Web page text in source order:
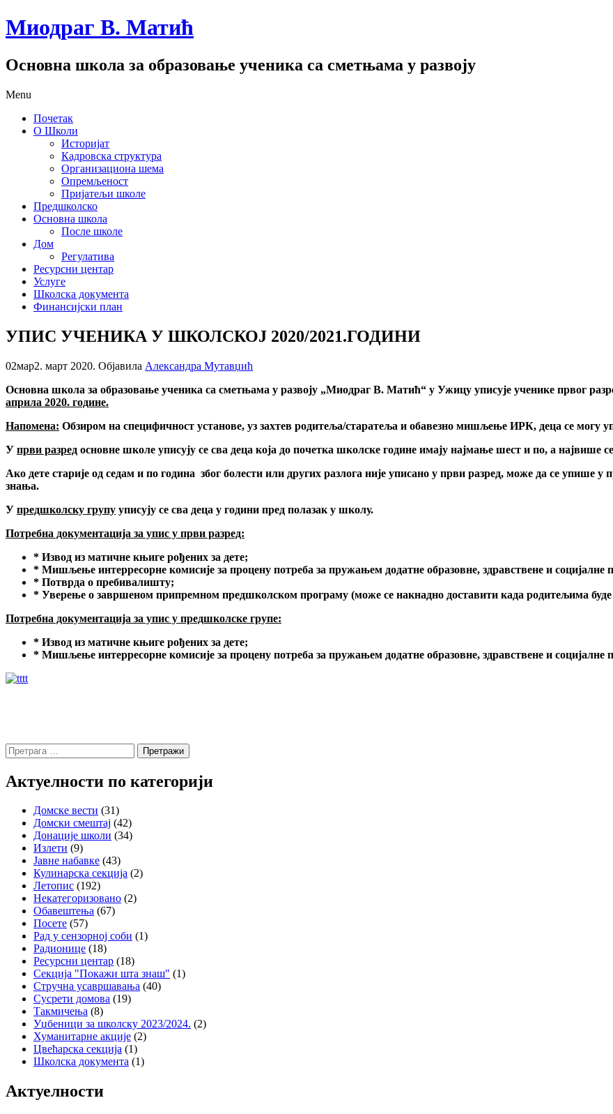
Миодраг В. Матић
Основна школа за образовање ученика са сметњама у развоју
Menu
Почетак
О Школи
Историјат
Кадровска структура
Организациона шема
Опремљеност
Пријатељи школе
Предшколско
Основна школа
После школе
Дом
Регулатива
Ресурсни центар
Услуге
Школска документа
Финансијски план
УПИС УЧЕНИКА У ШКОЛСКОЈ 2020/2021.ГОДИНИ
02мар2. март 2020. Објавила Александра Мутавџић
Основна школа за образовање ученика са сметњама у развоју „Миодраг В. Матић“ у Ужицу уписује ученике првог
априла 2020. године.
Напомена: Oбзиром на специфичност установе, уз захтев родитеља/старатеља и обавезно мишљење ИРК, деца се могу
У први разред основне школе уписују се сва деца која до почетка школске године имају најмање шест и по, а највише
Aко дете старије од седам и по година због болести или других разлога није уписано у први разред, може да се упише у
знања.
У предшколску групу уписују се сва деца у години пред полазак у школу.
Потребна документација за упис у први разред:
* Извод из матичне књиге рођених за дете;
* Мишљење интерресорне комисије за процену потреба за пружањем додатне образовне, здравствене и социјалне
* Потврда о пребивалишту;
* Уверење о завршеном припремном предшколском програму (може се накнадно доставити када родитељима буде
Потребна документација за упис у предшколске групе:
* Извод из матичне књиге рођених за дете;
* Мишљење интерресорне комисије за процену потреба за пружањем додатне образовне, здравствене и социјалне
Претрага
за:
Актуелности по категорији
Домске вести (31)
Домски смештај (42)
Донације школи (34)
Излети (9)
Јавне набавке (43)
Кулинарска секција (2)
Летопис (192)
Некатегоризовано (2)
Обавештења (67)
Посете (57)
Рад у сензорној соби (1)
Радионице (18)
Ресурсни центар (18)
Секција "Покажи шта знаш" (1)
Стручна усавршавања (40)
Сусрети домова (19)
Такмичења (8)
Уџбеници за школску 2023/2024. (2)
Хуманитарне акције (2)
Цвећарска секција (1)
Школска документа (1)
Актуелности